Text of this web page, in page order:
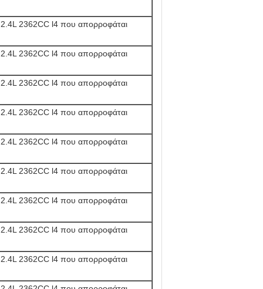
2362CC l4 που απορροφάται
2362CC l4 που απορροφάται
2362CC l4 που απορροφάται
2362CC l4 που απορροφάται
2362CC l4 που απορροφάται
2362CC l4 που απορροφάται
2362CC l4 που απορροφάται
2362CC l4 που απορροφάται
2362CC l4 που απορροφάται